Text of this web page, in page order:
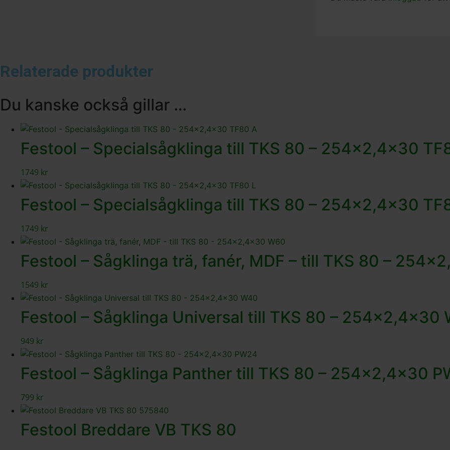
Relaterade produkter
Du kanske också gillar …
Festool – Specialsågklinga till TKS 80 – 254×2,4×30
1749 kr
Festool – Specialsågklinga till TKS 80 – 254×2,4×30
1749 kr
Festool – Sågklinga trä, fanér, MDF – till TKS 80 –
1549 kr
Festool – Sågklinga Universal till TKS 80 – 254×2,4×30
949 kr
Festool – Sågklinga Panther till TKS 80 – 254×2,4×30
799 kr
Festool Breddare VB TKS 80